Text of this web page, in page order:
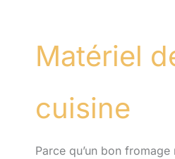
Matériel
cuisine
Parce qu’un bon